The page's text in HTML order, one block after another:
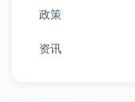
政策
资讯